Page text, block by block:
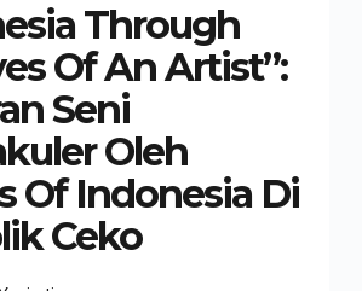
Through
Of An Artist”:
Seni
Oleh
Of Indonesia Di
Ceko